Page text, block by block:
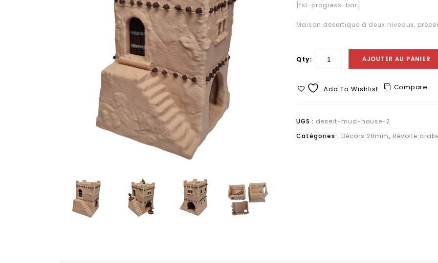
[fsl-progress-bar]
Maison désertique à deux niveaux,
Qty: AJOUTER AU PANIER
Add To Wishlist Compare
UGS : desert-mud-house-2
Catégories : Décors 28mm, Révolte